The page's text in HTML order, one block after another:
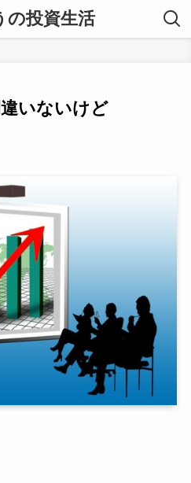
の投資生活
いないけど